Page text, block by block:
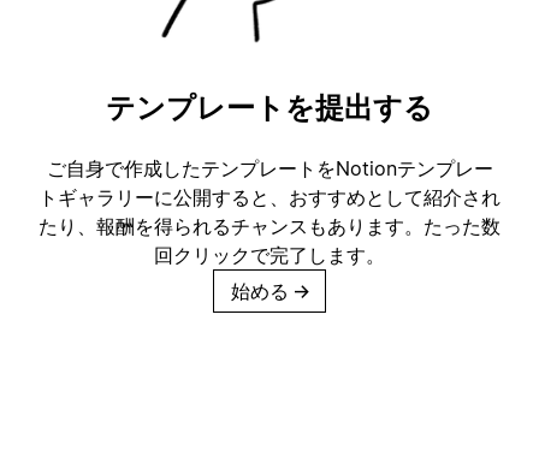
テンプレートを提出する
ご自身で作成したテンプレートをNotionテンプレー
トギャラリーに公開すると、おすすめとして紹介され
たり、報酬を得られるチャンスもあります。たった数
回クリックで完了します。
始める →